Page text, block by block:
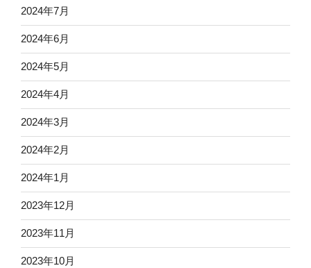
2024年7月
2024年6月
2024年5月
2024年4月
2024年3月
2024年2月
2024年1月
2023年12月
2023年11月
2023年10月